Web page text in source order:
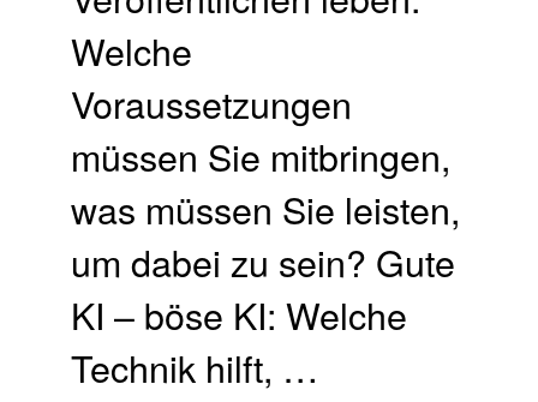
Welche
Voraussetzungen
müssen Sie mitbringen,
was müssen Sie leisten,
um dabei zu sein? Gute
KI – böse KI: Welche
Technik hilft, …